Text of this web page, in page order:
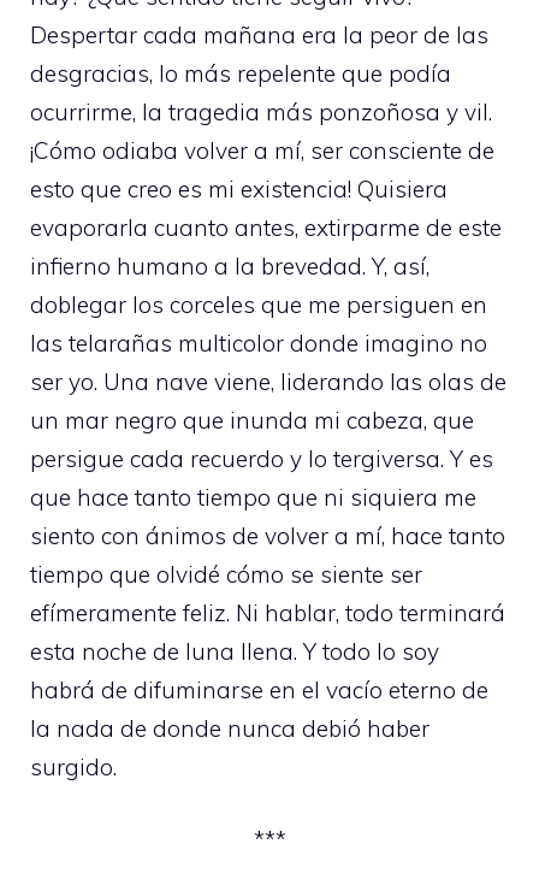
Despertar cada mañana era la peor de las
desgracias, lo más repelente que podía
ocurrirme, la tragedia más ponzoñosa y vil.
¡Cómo odiaba volver a mí, ser consciente de
esto que creo es mi existencia! Quisiera
evaporarla cuanto antes, extirparme de este
infierno humano a la brevedad. Y, así,
doblegar los corceles que me persiguen en
las telarañas multicolor donde imagino no
ser yo. Una nave viene, liderando las olas de
un mar negro que inunda mi cabeza, que
persigue cada recuerdo y lo tergiversa. Y es
que hace tanto tiempo que ni siquiera me
siento con ánimos de volver a mí, hace tanto
tiempo que olvidé cómo se siente ser
efímeramente feliz. Ni hablar, todo terminará
esta noche de luna llena. Y todo lo soy
habrá de difuminarse en el vacío eterno de
la nada de donde nunca debió haber
surgido.
***